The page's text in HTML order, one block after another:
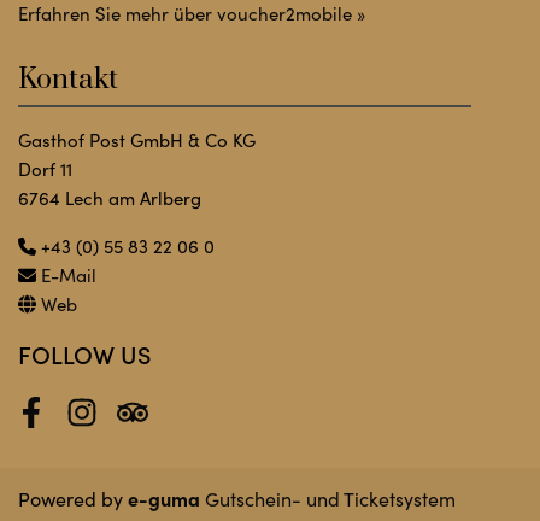
Erfahren Sie mehr über voucher2mobile »
Kontakt
Gasthof Post GmbH & Co KG
Dorf 11
6764 Lech am Arlberg
+43 (0) 55 83 22 06 0
E-Mail
Web
FOLLOW US
FacebookInstagramTripadvisor
Powered bye-guma Gutschein- und Ticketsystem